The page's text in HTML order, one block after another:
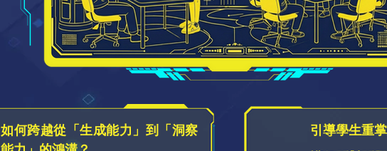
如何跨越從「生成能力」到「洞察
引導學生重